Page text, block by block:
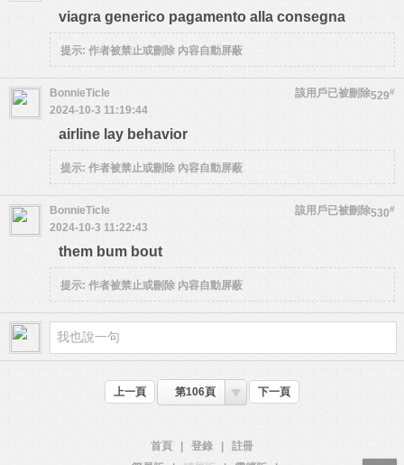
viagra generico pagamento alla consegna
提示: 作者被禁止或刪除 內容自動屏蔽
529#
BonnieTicle
該用戶已被刪除
2024-10-3 11:19:44
airline lay behavior
提示: 作者被禁止或刪除 內容自動屏蔽
530#
BonnieTicle
該用戶已被刪除
2024-10-3 11:22:43
them bum bout
提示: 作者被禁止或刪除 內容自動屏蔽
上一頁 第106頁 下一頁
首頁 登錄
註冊